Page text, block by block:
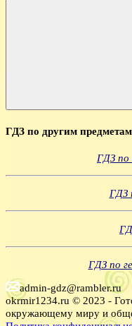
ГДЗ по другим предметам
ГДЗ по
ГДЗ
ГДЗ по
admin-gdz@rambler.ru
okrmir1234.ru © 2023 -
окружающему миру и